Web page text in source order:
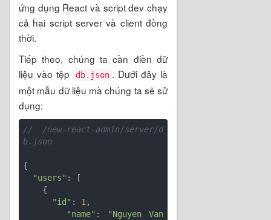
ứng dụng React và script dev chạy
cả hai script server và client đồng
thời.
Tiếp theo, chúng ta cần điền dữ
liệu vào tệp
db.json . Dưới đây là
một mẫu dữ liệu mà chúng ta sẽ sử
dụng:
// /new-react-admin/server/d
b.json
{
"users" : [
"id" : 1,
"name" :
"Nguyen Van